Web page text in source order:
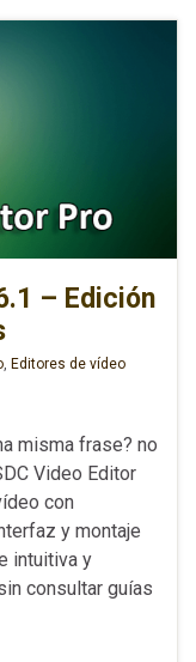
– Edición
, Editores de vídeo
misma frase? no
Video Editor
con
y montaje
intuitiva y
consultar guías